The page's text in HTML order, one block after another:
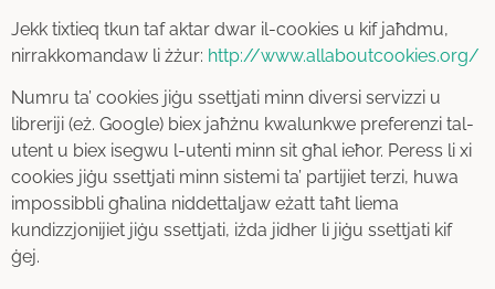
Jekk tixtieq tkun taf aktar dwar il-cookies u kif jaħdmu,
nirrakkomandaw li żżur: http://www.allaboutcookies.org/
Numru ta’ cookies jiġu ssettjati minn diversi servizzi u
libreriji (eż. Google) biex jaħżnu kwalunkwe preferenzi tal-
utent u biex isegwu l-utenti minn sit għal ieħor. Peress li xi
cookies jiġu ssettjati minn sistemi ta’ partijiet terzi, huwa
impossibbli għalina niddettaljaw eżatt taħt liema
kundizzjonijiet jiġu ssettjati, iżda jidher li jiġu ssettjati kif
ġej.